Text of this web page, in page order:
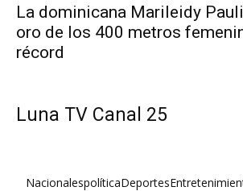
La dominicana Marileidy
oro de los 400 metros
récord
Luna TV Canal 25
NacionalespolíticaDeportes